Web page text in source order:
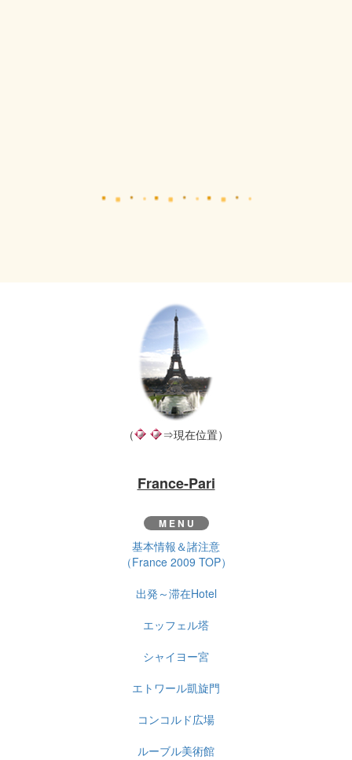
（ ⇒現在位置）
France-Pari
M E N U
基本情報＆諸注意
（France 2009 TOP）
出発～滞在Hotel
エッフェル塔
シャイヨー宮
エトワール凱旋門
コンコルド広場
ルーブル美術館